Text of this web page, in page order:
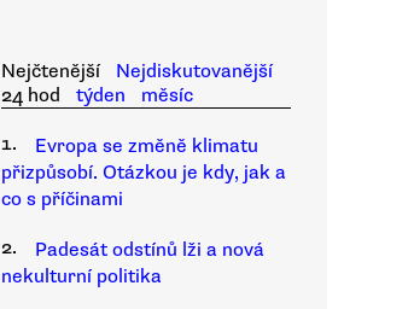
Nejčtenější
Nejdiskutovanější
24 hod
týden
měsíc
1.
Evropa se změně klimatu
přizpůsobí. Otázkou je kdy, jak a
co s příčinami
2.
Padesát odstínů lži a nová
nekulturní politika